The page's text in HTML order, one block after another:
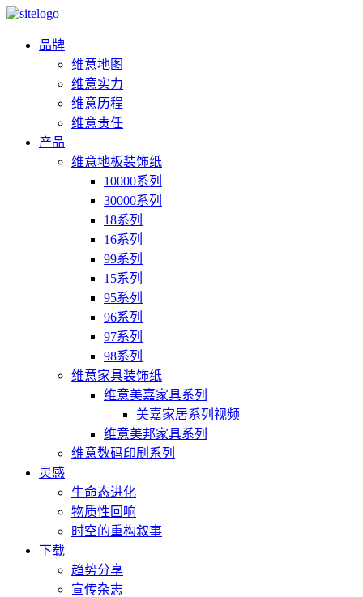
品牌
维意地图
维意实力
维意历程
维意责任
产品
维意地板装饰纸
10000系列
30000系列
18系列
16系列
99系列
15系列
95系列
96系列
97系列
98系列
维意家具装饰纸
维意美嘉家具系列
美嘉家居系列视频
维意美邦家具系列
维意数码印刷系列
灵感
生命态进化
物质性回响
时空的重构叙事
下载
趋势分享
宣传杂志